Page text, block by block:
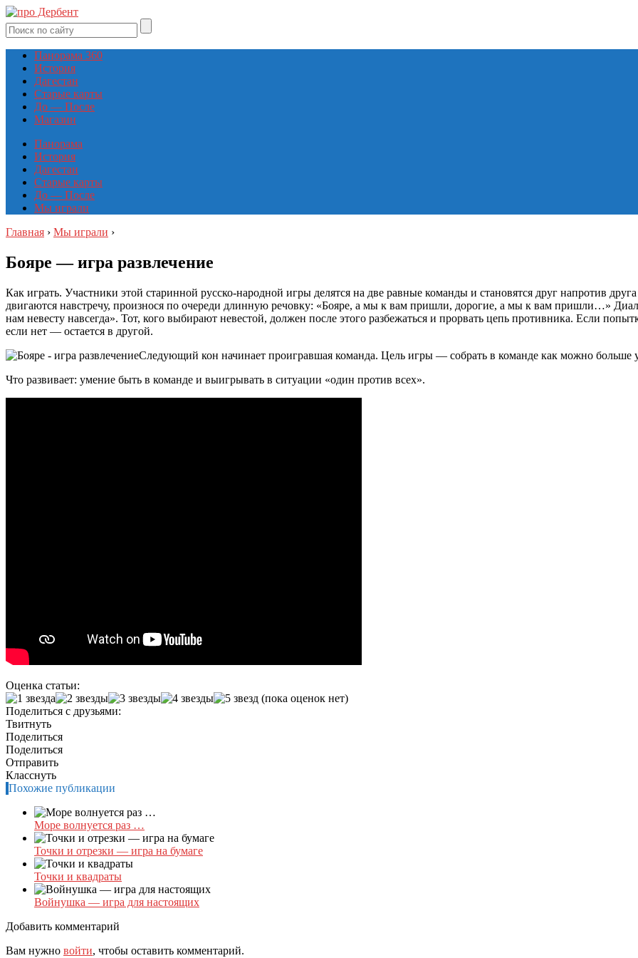
Панорама 360
История
Дагестан
Старые карты
До — После
Магазин
Панорама
История
Дагестан
Старые карты
До — После
Мы играли
Главная › Мы играли ›
Бояре — игра развлечение
Как играть. Участники этой старинной русско-народной игры делятся на две равные команды и становятся друг напротив
двигаются навстречу, произнося по очереди длинную речовку: «Бояре, а мы к вам пришли, дорогие, а мы к вам пришли…»
нам невесту навсегда». Тот, кого выбирают невестой, должен после этого разбежаться и прорвать цепь противника. Если
если нет — остается в другой.
Следующий кон начинает проигравшая команда. Цель игры — собрать в команде как можно больше
Что развивает: умение быть в команде и выигрывать в ситуации «один против всех».
Оценка статьи:
(пока оценок нет)
Поделиться с друзьями:
Твитнуть
Поделиться
Поделиться
Отправить
Класснуть
Похожие публикации
Море волнуется раз …
Точки и отрезки — игра на бумаге
Точки и квадраты
Войнушка — игра для настоящих
Добавить комментарий
Вам нужно войти, чтобы оставить комментарий.